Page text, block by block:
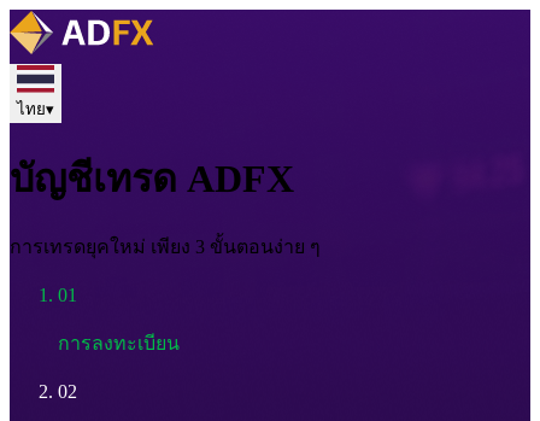
ไทย▾
บัญชีเทรด ADFX
การเทรดยุคใหม่ เพียง 3 ขั้นตอนง่าย ๆ
01
การลงทะเบียน
02